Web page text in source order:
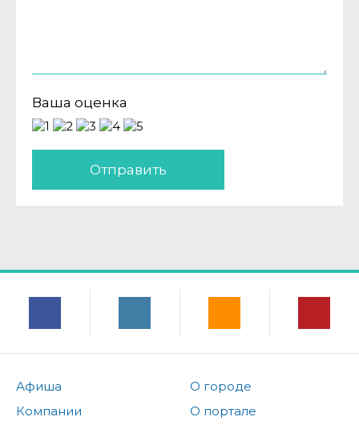
Ваша оценка
Отправить
Афиша
Компании
О городе
О портале